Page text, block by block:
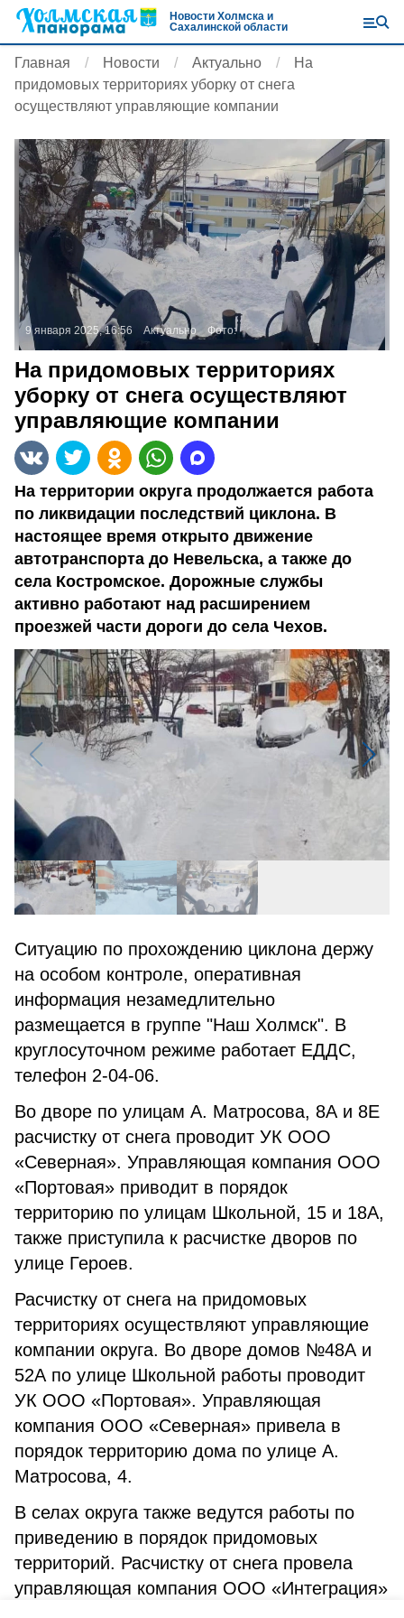
Новости Холмска и
Сахалинской области
Главная Новости Актуально
На
придомовых территориях уборку от снега
осуществляют управляющие компании
9 января 2025, 16:56 Актуально Фото:
На придомовых территориях
уборку от снега осуществляют
управляющие компании
На территории округа продолжается работа
по ликвидации последствий циклона. В
настоящее время открыто движение
автотранспорта до Невельска, а также до
села Костромское. Дорожные службы
активно работают над расширением
проезжей части дороги до села Чехов.
Ситуацию по прохождению циклона держу
на особом контроле, оперативная
информация незамедлительно
размещается в группе "Наш Холмск". В
круглосуточном режиме работает ЕДДС,
телефон 2-04-06.
Во дворе по улицам А. Матросова, 8А и 8Е
расчистку от снега проводит УК ООО
«Северная». Управляющая компания ООО
«Портовая» приводит в порядок
территорию по улицам Школьной, 15 и 18А,
также приступила к расчистке дворов по
улице Героев.
Расчистку от снега на придомовых
территориях осуществляют управляющие
компании округа. Во дворе домов №48А и
52А по улице Школьной работы проводит
УК ООО «Портовая». Управляющая
компания ООО «Северная» привела в
порядок территорию дома по улице А.
Матросова, 4.
В селах округа также ведутся работы по
приведению в порядок придомовых
территорий. Расчистку от снега провела
управляющая компания ООО «Интеграция»